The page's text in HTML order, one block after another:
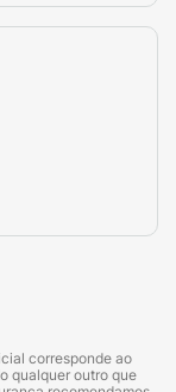
corresponde ao
qualquer outro que